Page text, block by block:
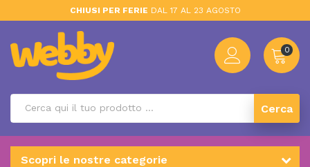
CHIUSI PER FERIE DAL 17 AL 23 AGOSTO
0
Cerca
Scopri le nostre categorie